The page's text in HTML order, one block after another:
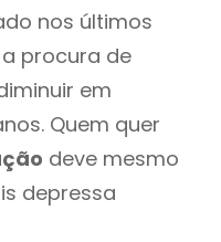
nos últimos
procura de
em
Quem quer
deve mesmo
depressa